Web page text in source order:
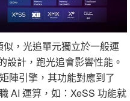
，光追單元獨立於一般運
設計，跑光追會影響性能。
陣引擎，其功能對應到了
AI 運算，如：XeSS 功能就